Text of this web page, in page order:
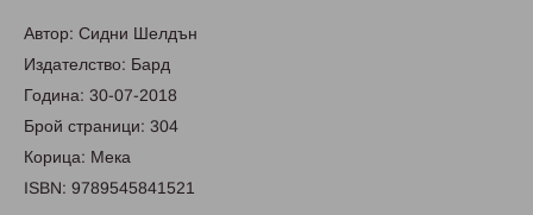
Автор: Сидни Шелдън
Издателство: Бард
Година: 30-07-2018
Брой страници: 304
Корица: Мека
ISBN: 9789545841521